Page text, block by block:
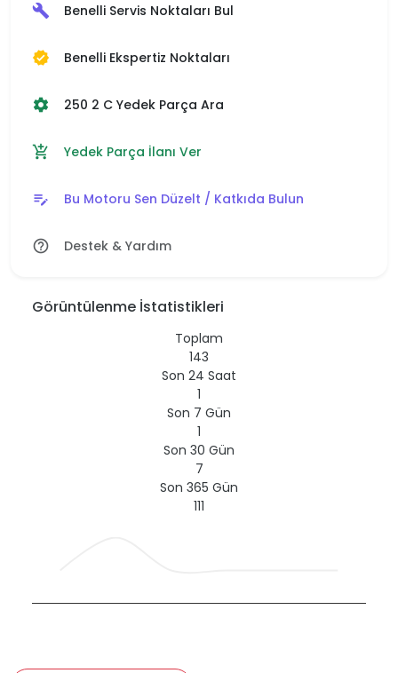
build Benelli Servis Noktaları Bul
verified Benelli Ekspertiz Noktaları
settings 250 2 C Yedek Parça Ara
add_shopping_cart Yedek Parça İlanı Ver
edit_note Bu Motoru Sen Düzelt / Katkıda Bulun
help_outline Destek & Yardım
Görüntülenme İstatistikleri
Toplam
143
Son 24 Saat
1
Son 7 Gün
1
Son 30 Gün
7
Son 365 Gün
111